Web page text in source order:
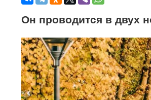
Он проводится в двух